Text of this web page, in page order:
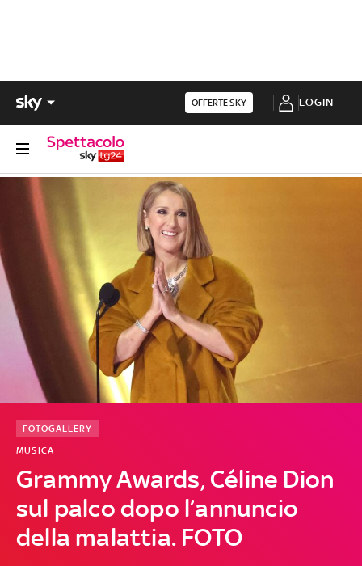
OFFERTE SKY LOGIN
Grammy Awards, Céline Dion
sul palco dopo l’annuncio
della malattia. FOTO
MUSICA
FOTOGALLERY